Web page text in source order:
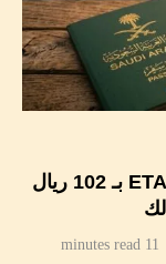
🇬🇧 فيزا بريطانيا للسعوديين 2026: ETA بـ 102 ريال
11 minutes read